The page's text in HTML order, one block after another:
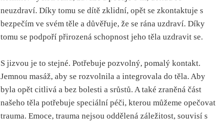
neuzdraví. Díky tomu se dítě zklidní, opět se zkontaktuje s
bezpečím ve svém těle a důvěřuje, že se rána uzdraví. Díky
tomu se podpoří přirozená schopnost jeho těla uzdravit se.
S jizvou je to stejné. Potřebuje pozvolný, pomalý kontakt.
Jemnou masáž, aby se rozvolnila a integrovala do těla. Aby
byla opět citlivá a bez bolesti a srůstů. A také zraněná část
našeho těla potřebuje speciální péči, kterou můžeme opečovat
trauma. Emoce, trauma nejsou oddělená záležitost, souvisí s